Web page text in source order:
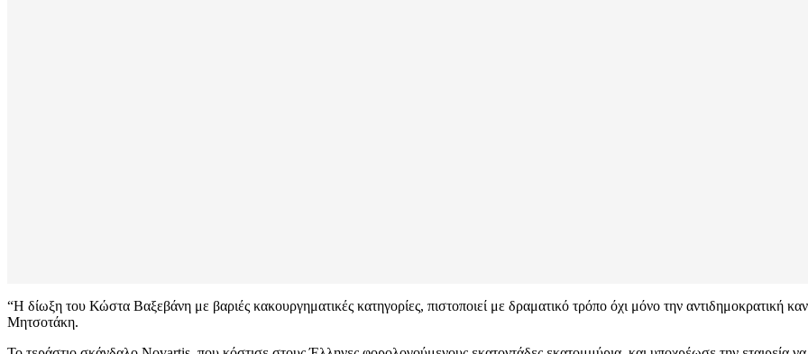
“Η δίωξη του Κώστα Βαξεβάνη με βαριές κακουργηματικές κατηγορίες, πιστοποιεί με δραματικό τρόπο όχι μόνο την αντιδημοκρατική
Μητσοτάκη.